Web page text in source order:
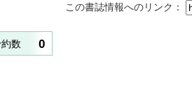
この書誌情報へのリンク：
数 0